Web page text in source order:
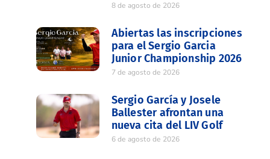
8 de agosto de 2026
Abiertas las inscripciones
para el Sergio Garcia
Junior Championship 2026
7 de agosto de 2026
Sergio García y Josele
Ballester afrontan una
nueva cita del LIV Golf
6 de agosto de 2026